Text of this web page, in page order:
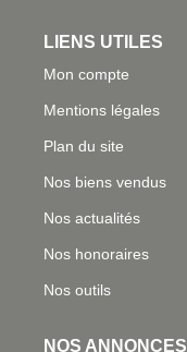
LIENS UTILES
Mon compte
Mentions légales
Plan du site
Nos biens vendus
Nos actualités
Nos honoraires
Nos outils
NOS ANNONCES